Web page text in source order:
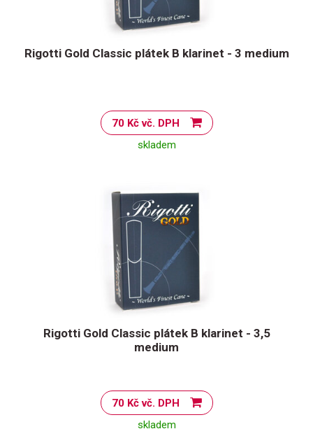
Rigotti Gold Classic plátek B klarinet - 3 medium
70 Kč vč. DPH
skladem
Rigotti Gold Classic plátek B klarinet - 3,5
medium
70 Kč vč. DPH
skladem